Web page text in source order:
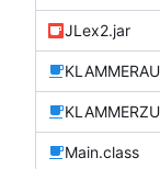
JLex2.jar
Main.class